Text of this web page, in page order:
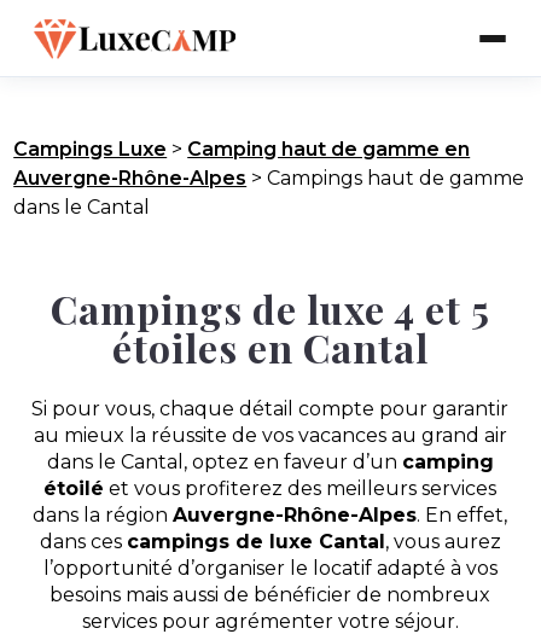
Campings Luxe > Camping haut de gamme en
Auvergne-Rhône-Alpes >Campings haut de gamme
dans le Cantal
Campings de luxe 4 et 5
étoiles en Cantal
Si pour vous, chaque détail compte pour garantir
au mieux la réussite de vos vacances au grand air
dans le Cantal, optez en faveur d’un camping
étoilé et vous profiterez des meilleurs services
dans la régionAuvergne-Rhône-Alpes. En effet,
dans ces campings de luxe Cantal, vous aurez
l’opportunité d’organiser le locatif adapté à vos
besoins mais aussi de bénéficier de nombreux
services pour agrémenter votre séjour.